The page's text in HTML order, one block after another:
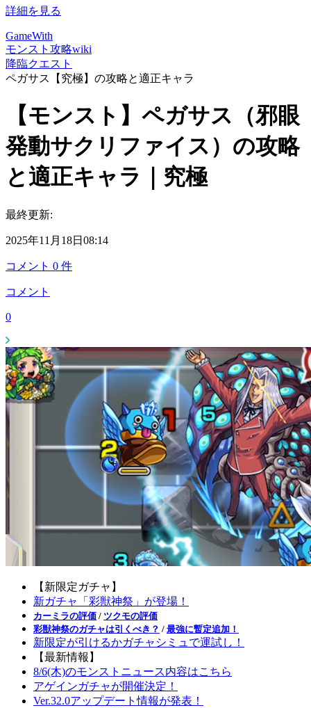
詳細を見る
GameWith
モンスト攻略wiki
降臨クエスト
ペガサス【究極】の攻略と適正キャラ
【モンスト】ペガサス（邪眼
発動サクリファイス）の攻略
と適正キャラ｜究極
最終更新:
2025年11月18日08:14
コメント 0 件
コメント
0
【新限定ガチャ】
新ガチャ「彩獣神祭」が登場！
カーミラの評価 / ツクモの評価
彩獣神祭のガチャは引くべき？ / 最強に暫定追加！
新限定が引けるかガチャシミュで運試し！
【最新情報】
8/6(木)のモンストニュース内容はこちら
アゲインガチャが開催決定！
Ver.32.0アップデート情報が発表！